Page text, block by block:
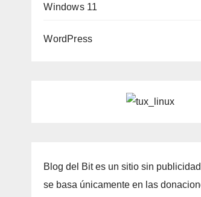
Windows 11
WordPress
Blog del Bit es un sitio sin
se basa únicamente en las